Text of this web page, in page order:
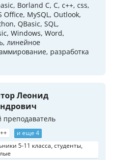
Borland C, C, c++, css,
Office, MySQL, Outlook,
QBasic, SQL,
Windows, Word,
линейное
разработка
Леонид
преподаватель
и еще 4
5-11 класса, студенты,